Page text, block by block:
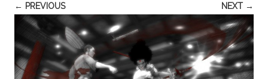
← PREVIOUS NEXT →